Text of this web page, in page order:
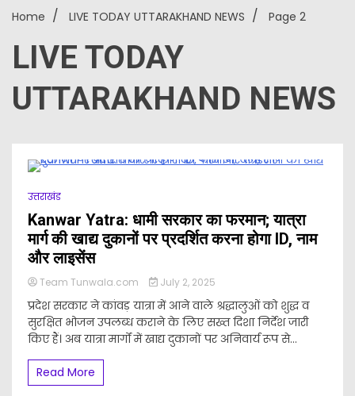
Home LIVE TODAY UTTARAKHAND NEWS Page 2
LIVE TODAY
UTTARAKHAND NEWS
उत्तराखंड
Kanwar Yatra: धामी सरकार का फरमान; यात्रा
मार्ग की खाद्य दुकानों पर प्रदर्शित करना होगा ID, नाम
और लाइसेंस
Team Tunwala.com July 2, 2025
प्रदेश सरकार ने कांवड़ यात्रा में आने वाले श्रद्धालुओं को शुद्ध व
सुरक्षित भोजन उपलब्ध कराने के लिए सख्त दिशा निर्देश जारी
किए हैं। अब यात्रा मार्गों में खाद्य दुकानों पर अनिवार्य रूप से...
Read More